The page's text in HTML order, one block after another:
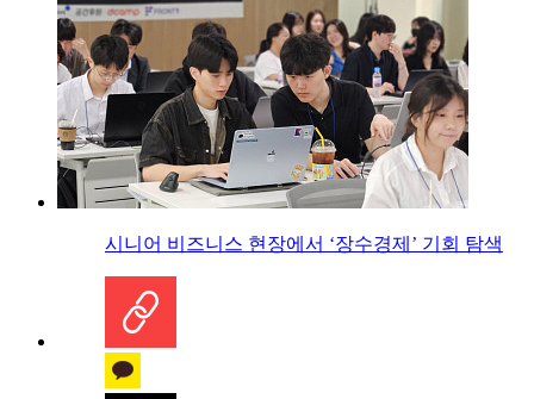
시니어 비즈니스 현장에서 ‘장수경제’ 기회 탐색